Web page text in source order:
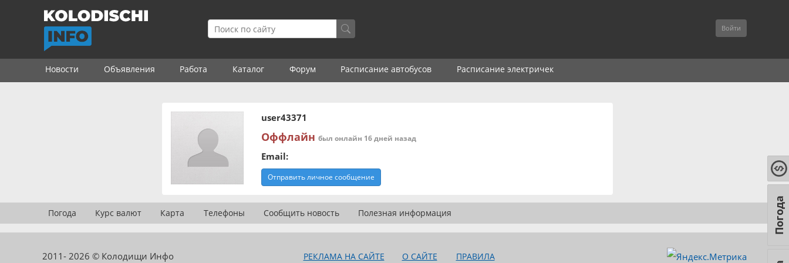
Войти
Новости Объявления Работа Каталог Форум Расписание автобусов Расписание электричек
user43371
Оффлайн был онлайн 16 дней назад
Email:
Отправить личное сообщение
Погода Курс валют Карта Телефоны Сообщить новость Полезная информация
2011- 2026 © Колодищи Инфо РЕКЛАМА НА САЙТЕ О САЙТЕ
ПРАВИЛА
Погода